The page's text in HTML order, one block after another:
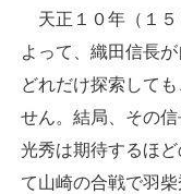
天正１０年（１５
よって、織田信長
どれだけ探索して
せん。結局、その信
光秀は期待するほ
て山崎の合戦で羽